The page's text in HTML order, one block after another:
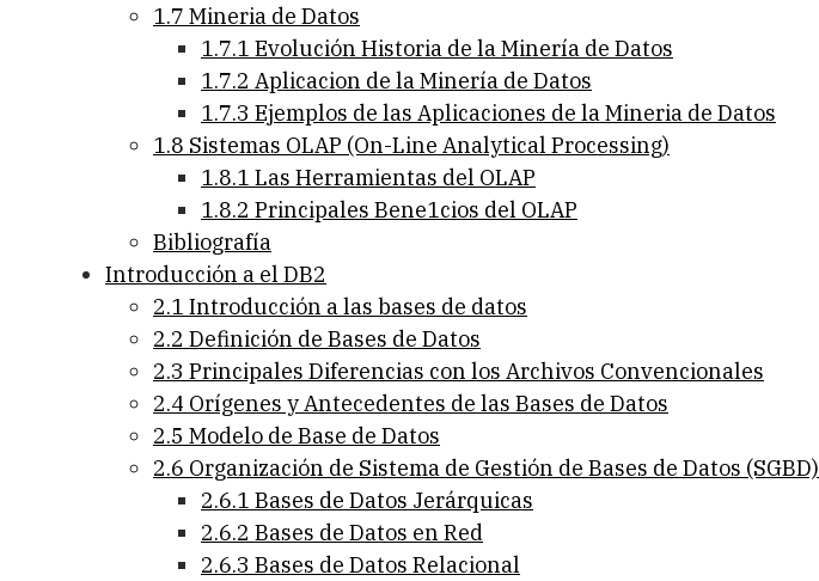
1.7 Mineria de Datos
1.7.1 Evolución Historia de la Minería de Datos
1.7.2 Aplicacion de la Minería de Datos
1.7.3 Ejemplos de las Aplicaciones de la Mineria de Datos
1.8 Sistemas OLAP (On-Line Analytical Processing)
1.8.1 Las Herramientas del OLAP
1.8.2 Principales Bene1cios del OLAP
Bibliografía
Introducción a el DB2
2.1 Introducción a las bases de datos
2.2 Definición de Bases de Datos
2.3 Principales Diferencias con los Archivos Convencionales
2.4 Orígenes y Antecedentes de las Bases de Datos
2.5 Modelo de Base de Datos
2.6 Organización de Sistema de Gestión de Bases de Datos (SGBD)
2.6.1 Bases de Datos Jerárquicas
2.6.2 Bases de Datos en Red
2.6.3 Bases de Datos Relacional